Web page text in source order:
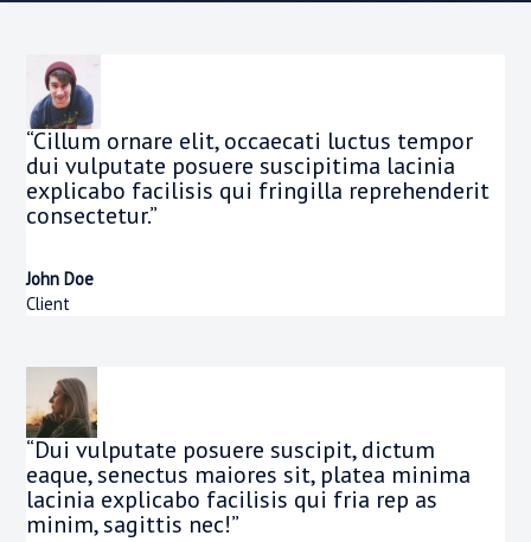
“Cillum ornare elit, occaecati luctus tempor
dui vulputate posuere suscipitima lacinia
explicabo facilisis qui fringilla reprehenderit
consectetur.”
John Doe
Client
“Dui vulputate posuere suscipit, dictum
eaque, senectus maiores sit, platea minima
lacinia explicabo facilisis qui fria rep as
minim, sagittis nec!”